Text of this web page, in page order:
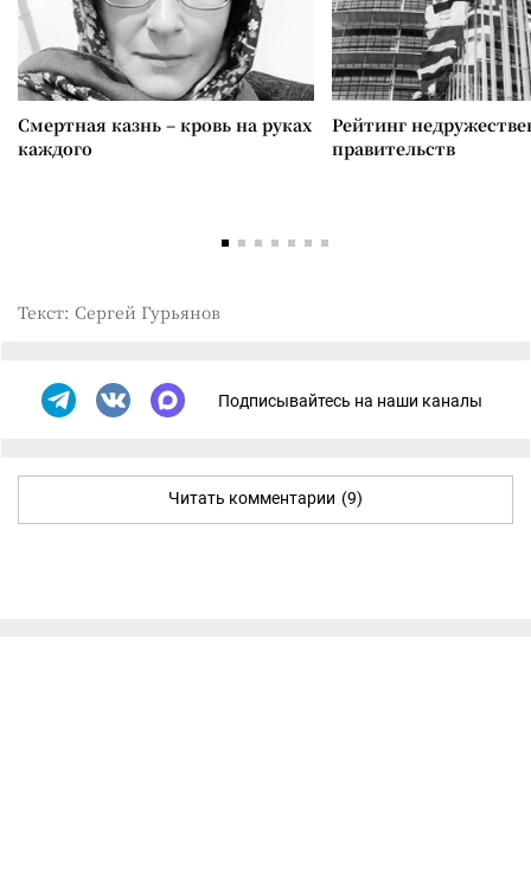
Смертная казнь – кровь на руках
каждого
Рейтинг
правительств
Текст: Сергей Гурьянов
Подписывайтесь на наши каналы
Читать комментарии (9)